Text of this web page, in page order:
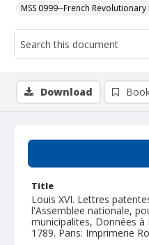
MSS 0999--French
Title
Louis XVI. Lettres
l'Assemblee nationale,
municipalites, Données
1789. Paris: Imprimerie
Download